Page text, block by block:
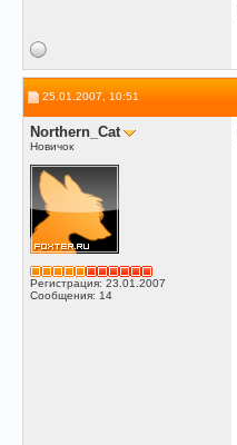
25.01.2007, 10:51
Northern_Cat
Новичок
Регистрация: 23.01.2007
Сообщения: 14